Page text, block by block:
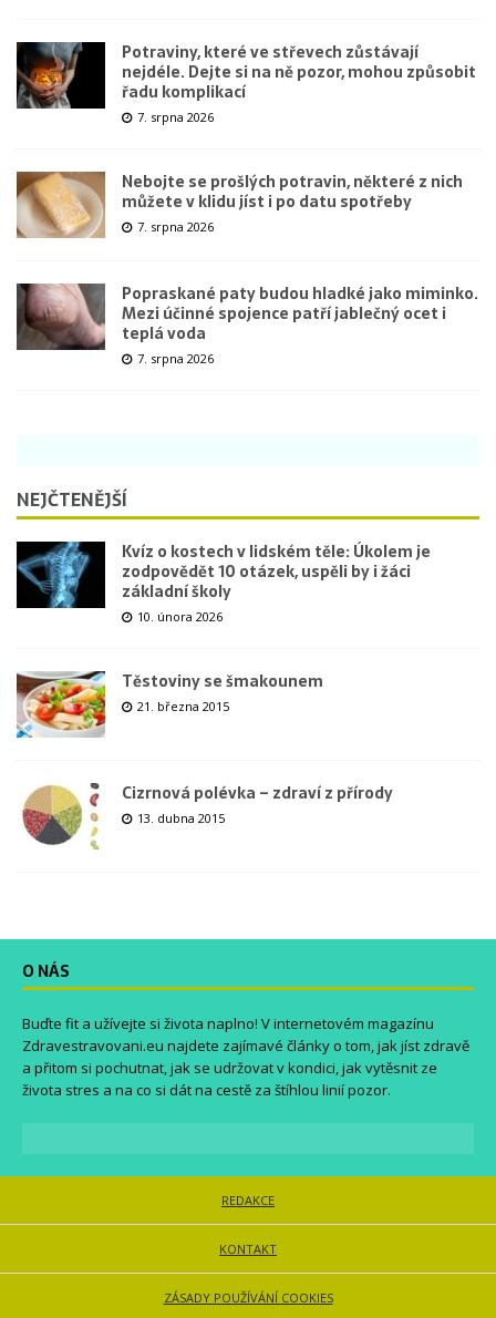
Potraviny, které ve střevech zůstávají
nejdéle. Dejte si na ně pozor, mohou způsobit
řadu komplikací
7. srpna 2026
Nebojte se prošlých potravin, některé z nich
můžete v klidu jíst i po datu spotřeby
7. srpna 2026
Popraskané paty budou hladké jako miminko.
Mezi účinné spojence patří jablečný ocet i
teplá voda
7. srpna 2026
NEJČTENĚJŠÍ
Kvíz o kostech v lidském těle: Úkolem je
zodpovědět 10 otázek, uspěli by i žáci
základní školy
10. února 2026
Těstoviny se šmakounem
21. března 2015
Cizrnová polévka – zdraví z přírody
13. dubna 2015
O NÁS
Buďte fit a užívejte si života naplno! V internetovém magazínu
Zdravestravovani.eu najdete zajímavé články o tom, jak jíst zdravě
a přitom si pochutnat, jak se udržovat v kondici, jak vytěsnit ze
života stres a na co si dát na cestě za štíhlou linií pozor.
REDAKCE
KONTAKT
ZÁSADY POUŽÍVÁNÍ COOKIES